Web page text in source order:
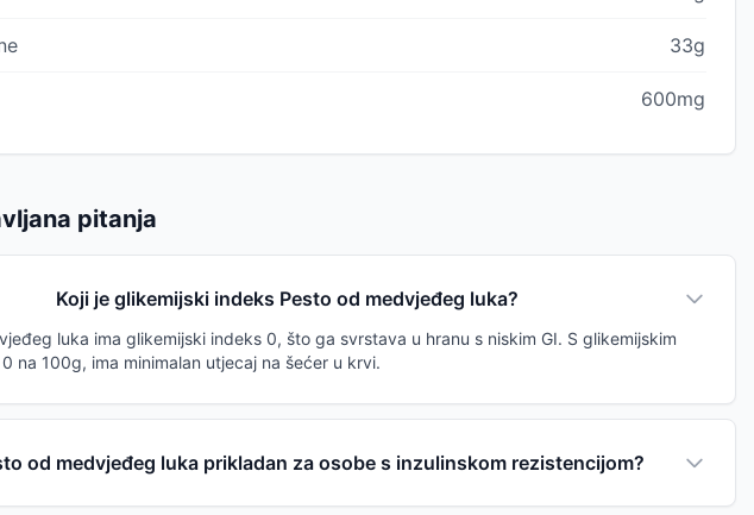
33g
600mg
pitanja
Koji je glikemijski indeks Pesto od medvjeđeg luka?
luka ima glikemijski indeks 0, što ga svrstava u hranu s niskim GI. S glikemijskim
na 100g, ima minimalan utjecaj na šećer u krvi.
od medvjeđeg luka prikladan za osobe s inzulinskom rezistencijom?